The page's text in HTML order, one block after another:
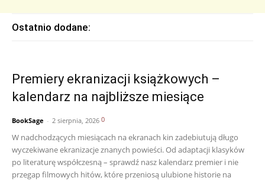
Ostatnio dodane:
Premiery ekranizacji książkowych –
kalendarz na najbliższe miesiące
BookSage - 2 sierpnia, 2026 0
W nadchodzących miesiącach na ekranach kin zadebiutują długo
wyczekiwane ekranizacje znanych powieści. Od adaptacji klasyków
po literaturę współczesną – sprawdź nasz kalendarz premier i nie
przegap filmowych hitów, które przeniosą ulubione historie na